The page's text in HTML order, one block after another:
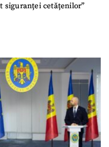
siguranței cetățenilor”